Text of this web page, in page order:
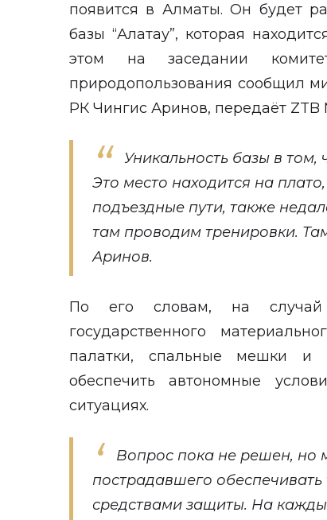
появится в Алматы. Он будет
базы “Алатау”, которая
этом на заседании
природопользования сообщил
РК Чингис Аринов, передаёт ZTB
Уникальность базы в том,
Это место находится на
подъездные пути, также
там проводим тренировки.
Аринов.
По его словам, на
государственного
палатки, спальные мешки и
обеспечить автономные
ситуациях.
Вопрос пока не решен, но
пострадавшего
средствами защиты. На